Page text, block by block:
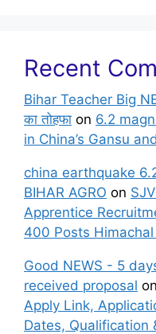
Recent
Bihar Teacher Big
का तोहफा on 6.2
in China’s Gansu
china earthquake
BIHAR AGRO on
Apprentice
400 Posts
Good NEWS - 5
received proposal on
Apply Link,
Dates, Qualification